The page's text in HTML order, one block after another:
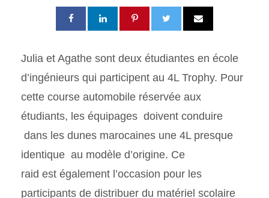
Julia et Agathe sont deux étudiantes en école
d’ingénieurs qui participent au 4L Trophy. Pour
cette course automobile réservée aux
étudiants, les équipages doivent conduire
dans les dunes marocaines une 4L presque
identique au modèle d’origine. Ce
raid est également l’occasion pour les
participants de distribuer du matériel scolaire